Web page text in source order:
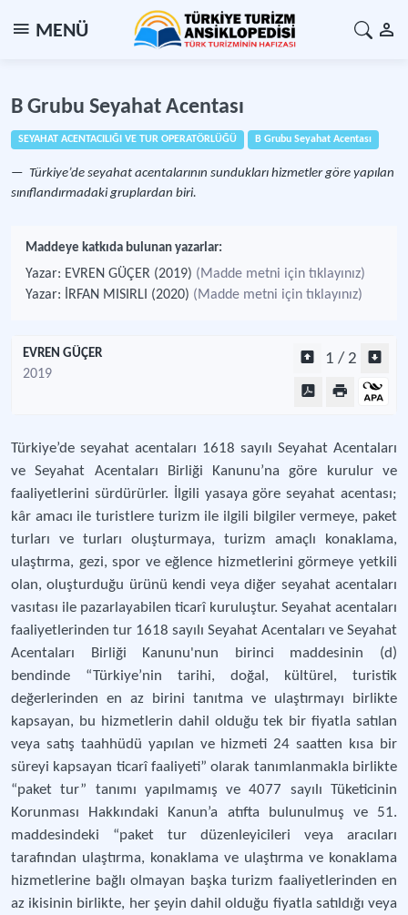
MENÜ
B Grubu Seyahat Acentası
SEYAHAT ACENTACILIĞI VE TUR OPERATÖRLÜĞÜ B Grubu Seyahat Acentası
Türkiye’de seyahat acentalarının sundukları hizmetler göre yapılan
sınıflandırmadaki gruplardan biri.
Maddeye katkıda bulunan yazarlar:
Yazar: EVREN GÜÇER (2019) (Madde metni için tıklayınız)
Yazar: İRFAN MISIRLI (2020) (Madde metni için tıklayınız)
EVREN GÜÇER
2019
1 / 2
Türkiye’de seyahat acentaları 1618 sayılı Seyahat Acentaları
ve Seyahat Acentaları Birliği Kanunu’na göre kurulur ve
faaliyetlerini sürdürürler. İlgili yasaya göre seyahat acentası;
kâr amacı ile turistlere turizm ile ilgili bilgiler vermeye, paket
turları ve turları oluşturmaya, turizm amaçlı konaklama,
ulaştırma, gezi, spor ve eğlence hizmetlerini görmeye yetkili
olan, oluşturduğu ürünü kendi veya diğer seyahat acentaları
vasıtası ile pazarlayabilen ticarî kuruluştur. Seyahat acentaları
faaliyetlerinden tur 1618 sayılı Seyahat Acentaları ve Seyahat
Acentaları Birliği Kanunu'nun birinci maddesinin (d)
bendinde “Türkiye’nin tarihi, doğal, kültürel, turistik
değerlerinden en az birini tanıtma ve ulaştırmayı birlikte
kapsayan, bu hizmetlerin dahil olduğu tek bir fiyatla satılan
veya satış taahhüdü yapılan ve hizmeti 24 saatten kısa bir
süreyi kapsayan ticarî faaliyeti” olarak tanımlanmakla birlikte
“paket tur” tanımı yapılmamış ve 4077 sayılı Tüketicinin
Korunması Hakkındaki Kanun’a atıfta bulunulmuş ve 51.
maddesindeki “paket tur düzenleyicileri veya aracıları
tarafından ulaştırma, konaklama ve ulaştırma ve konaklama
hizmetlerine bağlı olmayan başka turizm faaliyetlerinden en
az ikisinin birlikte, her şeyin dahil olduğu fiyatla satıldığı veya